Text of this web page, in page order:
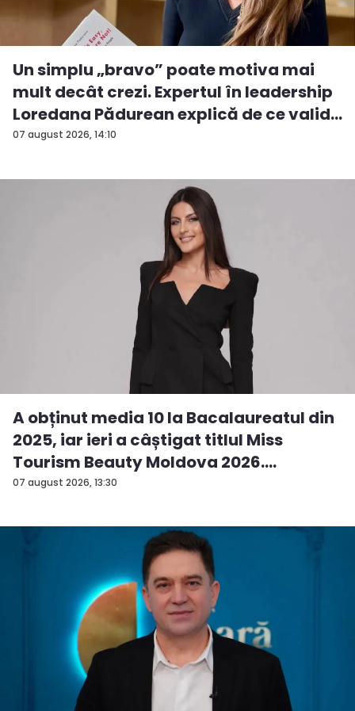
07 august 2026, 14:10
Un simplu „bravo” poate motiva mai
mult decât crezi. Expertul în leadership
Loredana Pădurean explică de ce valid...
07 august 2026, 13:30
A obținut media 10 la Bacalaureatul din
2025, iar ieri a câștigat titlul Miss
Tourism Beauty Moldova 2026.
Andreea...